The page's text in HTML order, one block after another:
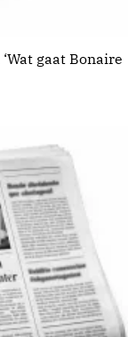
gaat Bonaire